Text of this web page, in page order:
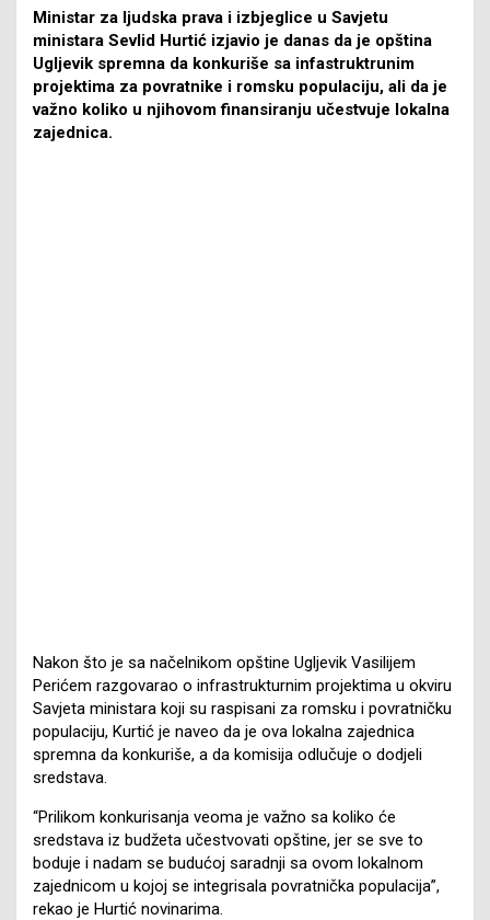
Ministar za ljudska prava i izbjeglice u Savjetu
ministara Sevlid Hurtić izjavio je danas da je opština
Ugljevik spremna da konkuriše sa infastruktrunim
projektima za povratnike i romsku populaciju, ali da je
važno koliko u njihovom finansiranju učestvuje lokalna
zajednica.
Nakon što je sa načelnikom opštine Ugljevik Vasilijem
Perićem razgovarao o infrastrukturnim projektima u okviru
Savjeta ministara koji su raspisani za romsku i povratničku
populaciju, Kurtić je naveo da je ova lokalna zajednica
spremna da konkuriše, a da komisija odlučuje o dodjeli
sredstava.
“Prilikom konkurisanja veoma je važno sa koliko će
sredstava iz budžeta učestvovati opštine, jer se sve to
boduje i nadam se budućoj saradnji sa ovom lokalnom
zajednicom u kojoj se integrisala povratnička populacija”,
rekao je Hurtić novinarima.